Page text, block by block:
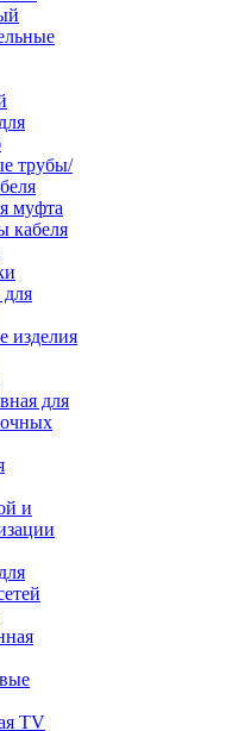
трубы/
муфта
кабеля
изделия
для
и
TV